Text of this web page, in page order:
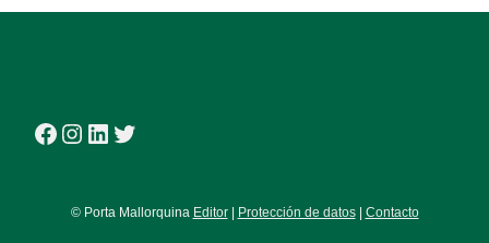
Facebook
Instagram
LinkedIn
Twitter
© Porta Mallorquina Editor| Protección de datos| Contacto